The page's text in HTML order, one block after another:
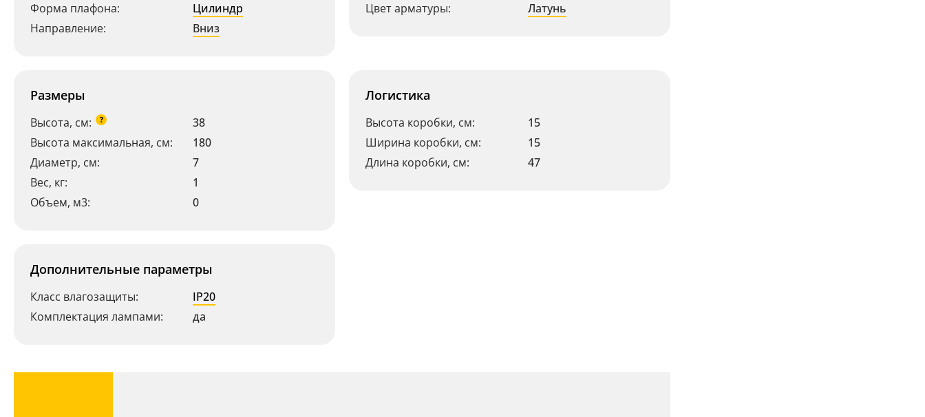
+7 (495) 104-99-55
Форма плафона:
Цилиндр
Направление:
Вниз
Цвет арматуры:
Латунь
Размеры
Высота, см: ?
38
Высота максимальная, см:
180
Диаметр, см:
7
Вес, кг:
1
Объем, м3:
0
Логистика
Высота коробки, см:
15
Ширина коробки, см:
15
Длина коробки, см:
47
Дополнительные параметры
Класс влагозащиты:
IP20
Комплектация лампами:
да